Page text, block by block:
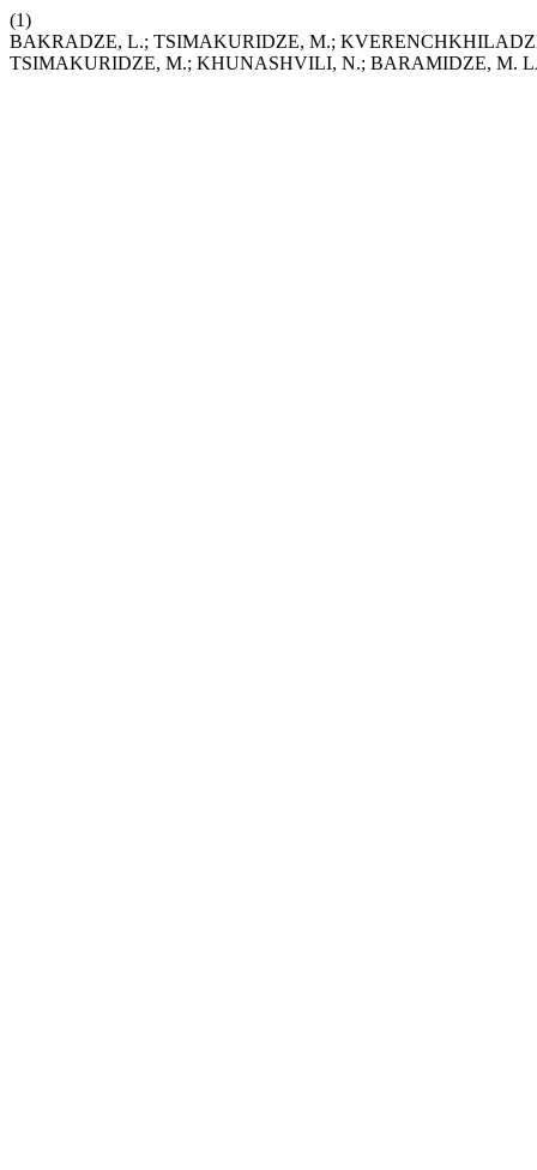
(1)
BAKRADZE, L.; TSIMAKURIDZE, M.;
TSIMAKURIDZE, M.; KHUNASHVILI, N.; BARAMIDZE, M.